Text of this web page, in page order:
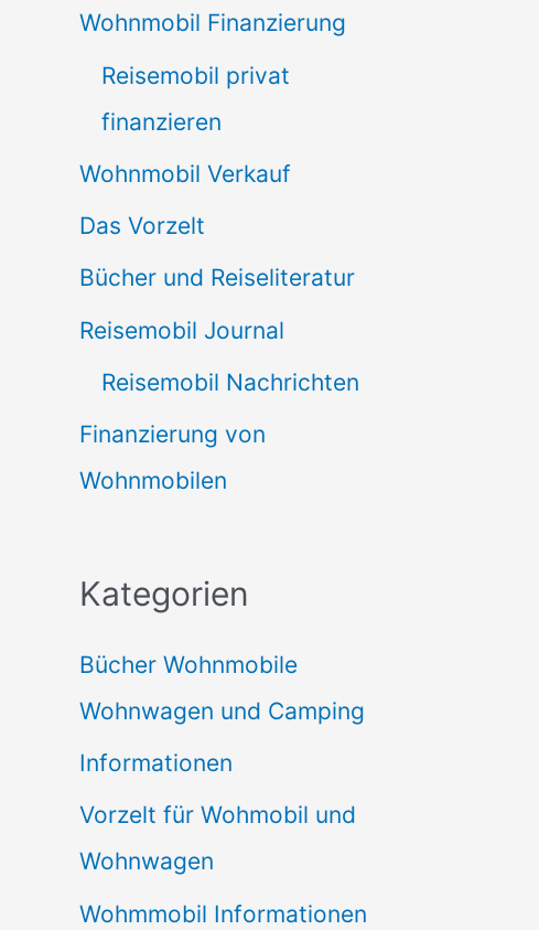
Wohnmobil Finanzierung
Reisemobil privat
finanzieren
Wohnmobil Verkauf
Das Vorzelt
Bücher und Reiseliteratur
Reisemobil Journal
Reisemobil Nachrichten
Finanzierung von
Wohnmobilen
Kategorien
Bücher Wohnmobile
Wohnwagen und Camping
Informationen
Vorzelt für Wohmobil und
Wohnwagen
Wohmmobil Informationen